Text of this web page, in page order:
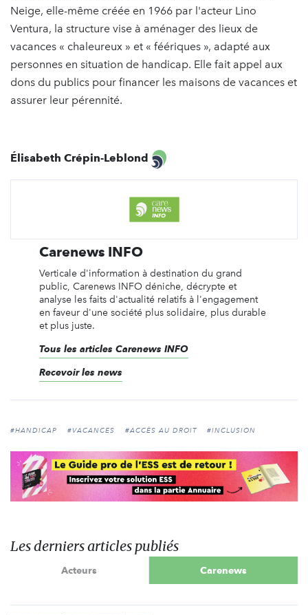
Neige, elle-même créée en 1966 par l'acteur Lino
Ventura, la structure vise à aménager des lieux de
vacances « chaleureux » et « féériques », adapté aux
personnes en situation de handicap. Elle fait appel aux
dons du publics pour financer les maisons de vacances et
assurer leur pérennité.
Élisabeth Crépin-Leblond
Carenews INFO
Verticale d'information à destination du grand
public, Carenews INFO déniche, décrypte et
analyse les faits d'actualité relatifs à l'engagement
en faveur d'une société plus solidaire, plus durable
et plus juste.
Tous les articles Carenews INFO
Recevoir les news
#HANDICAP #VACANCES #ACCÈS AU DROIT #INCLUSION
Les derniers articles publiés
Acteurs Carenews